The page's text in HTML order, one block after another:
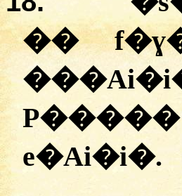
��
P�����
e�Ai�i�.